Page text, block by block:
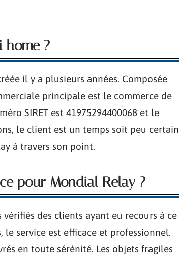
home ?
il y a plusieurs années. Composée
principale est le commerce de
SIRET est 41975294400068 et le
le client est un temps soit peu certain
à travers son point.
pour Mondial Relay ?
des clients ayant eu recours à ce
service est efficace et professionnel.
en toute sérénité. Les objets fragiles